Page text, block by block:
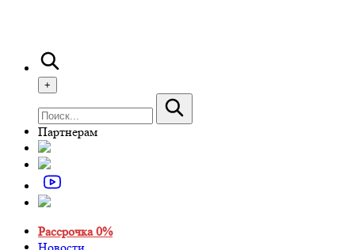
+
Партнерам
Рассрочка 0%